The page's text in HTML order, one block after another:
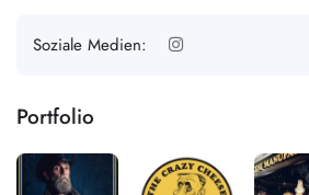
Soziale Medien:
Portfolio